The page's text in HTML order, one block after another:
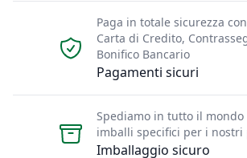
Pagamenti sicuri
Paga in totale sicurezza
Carta di Credito,
Bonifico Bancario
Imballaggio sicuro
Spediamo in tutto il mondo
imballi specifici per i nostri